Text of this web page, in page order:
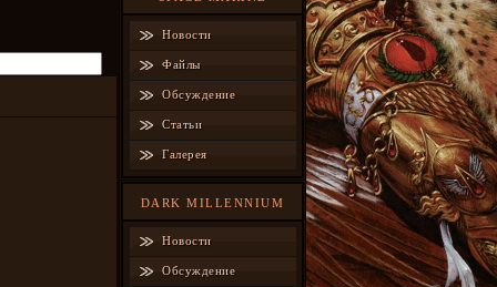
Новости
Файлы
Обсуждение
Статьи
Галерея
DARK MILLENNIUM
Новости
Обсуждение